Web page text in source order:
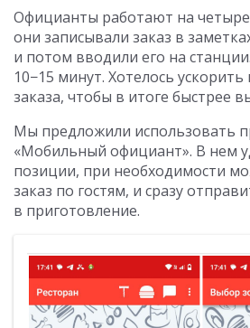
Официанты работают на
они записывали заказ в
и потом вводили его на
10−15 минут. Хотелось
заказа, чтобы в итоге быстрее
Мы предложили использовать
«Мобильный официант». В нем
позиции, при необходимости
заказ по гостям, и сразу
в приготовление.